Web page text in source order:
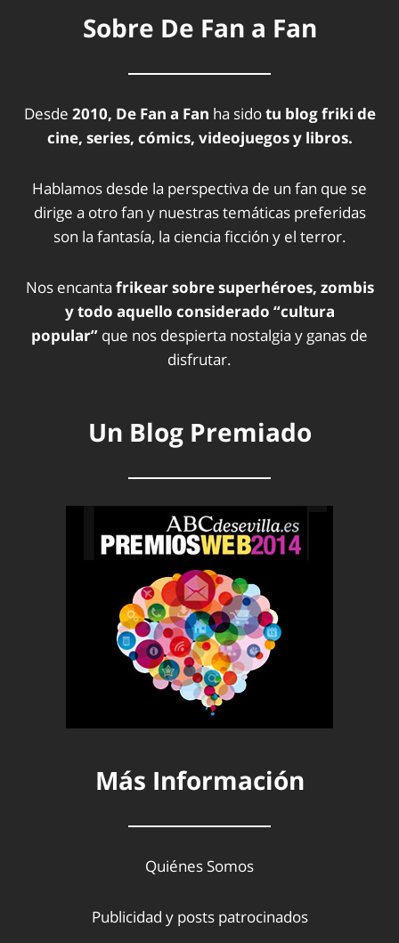
Sobre De Fan a Fan
Desde 2010, De Fan a Fan ha sidotu blog friki de
cine, series, cómics, videojuegos y libros.
Hablamos desde la perspectiva de un fan que se
dirige a otro fan y nuestras temáticas preferidas
son la fantasía, la ciencia ficción y el terror.
Nos encanta frikear sobre superhéroes, zombis
y todo aquello considerado “cultura
popular” que nos despierta nostalgia y ganas de
disfrutar.
Un Blog Premiado
Más Información
Quiénes Somos
Publicidad y posts patrocinados